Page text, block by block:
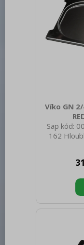
Víko GN
Sap kód:
162
0.65
brutto
Materiál:
Vnější
GN / EN